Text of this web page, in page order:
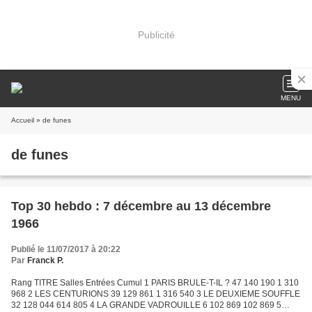
Publicité
MENU
Accueil » de funes
de funes
Top 30 hebdo : 7 décembre au 13 décembre
1966
Publié le 11/07/2017 à 20:22
Par Franck P.
Rang TITRE Salles Entrées Cumul 1 PARIS BRULE-T-IL ? 47 140 190 1 310
968 2 LES CENTURIONS 39 129 861 1 316 540 3 LE DEUXIEME SOUFFLE
32 128 044 614 805 4 LA GRANDE VADROUILLE 6 102 869 102 869 5